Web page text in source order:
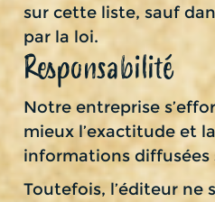
sur cette liste, sauf
par la loi.
Responsabilité
Notre entreprise
mieux l’exactitude et
informations diffusées
Toutefois, l’éditeur ne